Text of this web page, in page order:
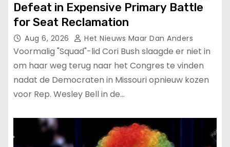
Defeat in Expensive Primary Battle
for Seat Reclamation
Aug 6, 2026 Het Nieuws Maar Dan Anders
Voormalig "Squad"-lid Cori Bush slaagde er niet in
om haar weg terug naar het Congres te vinden
nadat de Democraten in Missouri opnieuw kozen
voor Rep. Wesley Bell in de…